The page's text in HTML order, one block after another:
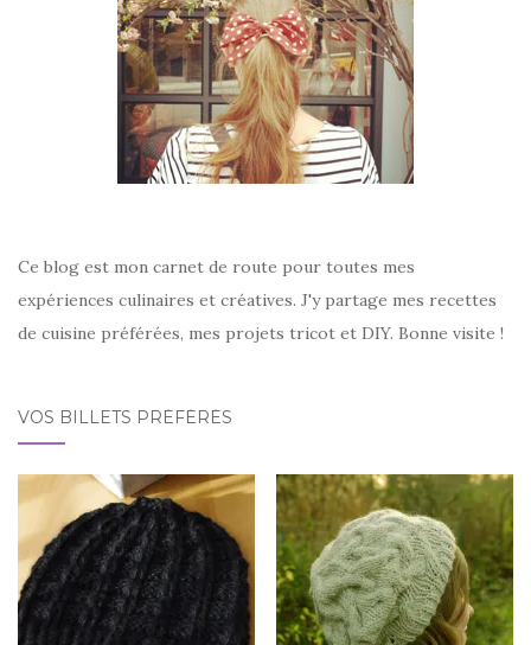
Ce blog est mon carnet de route pour toutes mes
expériences culinaires et créatives. J'y partage mes recettes
de cuisine préférées, mes projets tricot et DIY. Bonne visite !
VOS BILLETS PRÉFÉRÉS